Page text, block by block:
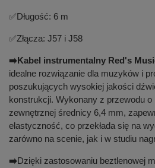
✅Długość: 6 m
✅Złącza: J57 i J58
➡️Kabel instrumentalny Red's
idealne rozwiązanie dla muzyków i
poszukujących wysokiej jakości
konstrukcji. Wykonany z przewodu o
zewnętrznej średnicy 6,4 mm,
elastyczność, co przekłada się na
zarówno na scenie, jak i w studiu
➡️Dzięki zastosowaniu beztlenowej